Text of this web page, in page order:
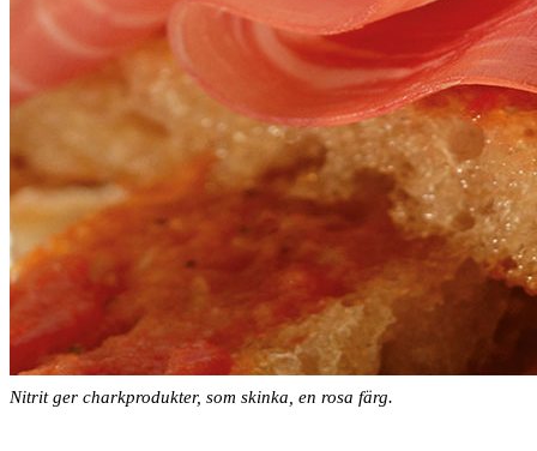
Nitrit ger charkprodukter, som skinka, en rosa färg.